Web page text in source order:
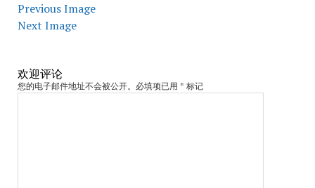
Previous Image
Next Image
欢迎评论
您的电子邮件地址不会被公开。必填项已用 * 标记